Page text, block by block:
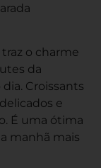
o charme
da
Croissants
e
É uma ótima
manhã mais